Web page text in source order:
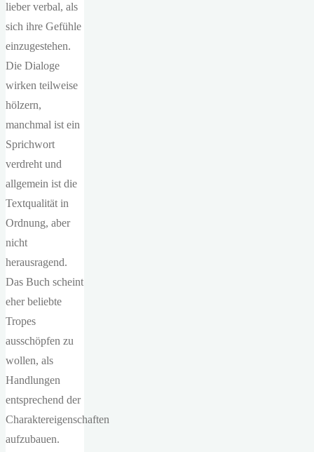
lieber verbal, als
sich ihre Gefühle
einzugestehen.
Die Dialoge
wirken teilweise
hölzern,
manchmal ist ein
Sprichwort
verdreht und
allgemein ist die
Textqualität in
Ordnung, aber
nicht
herausragend.
Das Buch scheint
eher beliebte
Tropes
ausschöpfen zu
wollen, als
Handlungen
entsprechend der
Charaktereigenschaften
aufzubauen.